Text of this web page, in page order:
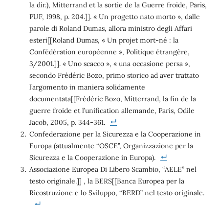
la dir.), Mitterrand et la sortie de la Guerre froide, Paris,
PUF, 1998, p. 204.]]. « Un progetto nato morto », dalle
parole di Roland Dumas, allora ministro degli Affari
esteri[[Roland Dumas, « Un projet mort-né : la
Confédération européenne », Politique étrangère,
3/2001.]]. « Uno scacco », « una occasione persa »,
secondo Frédéric Bozo, primo storico ad aver trattato
l’argomento in maniera solidamente
documentata[[Frédéric Bozo, Mitterrand, la fin de la
guerre froide et l’unification allemande, Paris, Odile
Jacob, 2005, p. 344-361.
Confederazione per la Sicurezza e la Cooperazione in
Europa (attualmente “OSCE”, Organizzazione per la
Sicurezza e la Cooperazione in Europa).
Associazione Europea Di Libero Scambio, “AELE” nel
testo originale.]] , la BERS[[Banca Europea per la
Ricostruzione e lo Sviluppo, “BERD” nel testo originale.